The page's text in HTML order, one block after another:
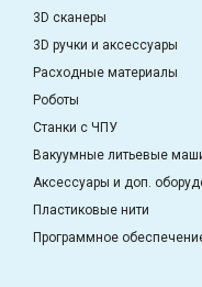
3D сканеры
3D ручки и аксессуары
Расходные материалы
Роботы
Станки с ЧПУ
Вакуумные литьевые
Аксессуары и доп.
Пластиковые нити
Программное